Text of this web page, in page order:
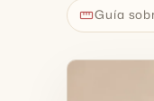
straightenGuía